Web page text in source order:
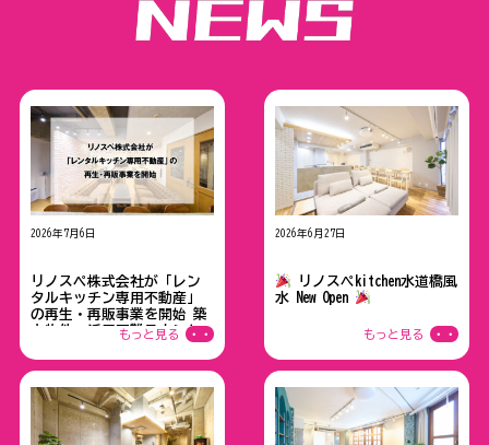
2026年7月6日
リノスペ株式会社が「レン
タルキッチン専用不動産」
の再生・再販事業を開始 ──築
古物件・活用困難テナント
もっと見る ・・
2026年6月27日
リノスぺkitchen水道橋風
水 New Open
もっと見る ・・